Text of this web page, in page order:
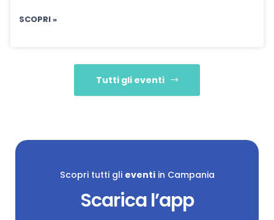
SCOPRI »
Tutti gli eventi
Scopri tutti gli eventiin Campania
Scarica l’app